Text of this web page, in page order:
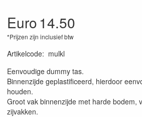
Euro14.50
*Prijzen zijn inclusief btw
Artikelcode: mulkl
Eenvoudige dummy tas.
Binnenzijde geplastificeerd, hierdoor
houden.
Groot vak binnenzijde met harde bodem,
zijvakken.